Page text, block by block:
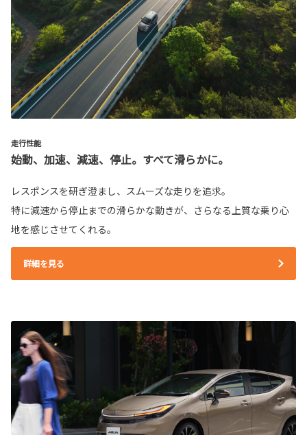
走行性能
始動、加速、減速、停止。すべて滑らかに。
レスポンスを研ぎ澄まし、スムーズな走りを追求。
特に減速から停止までの滑らかな動きが、さらなる上質な乗り心
地を感じさせてくれる。
詳細を見る